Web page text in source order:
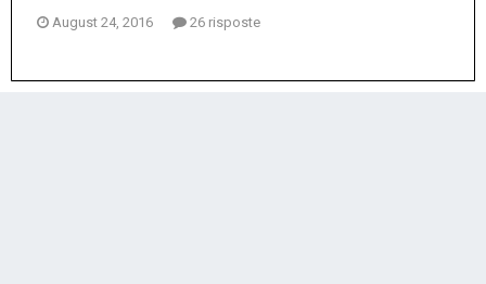
August 24, 2016 26 risposte